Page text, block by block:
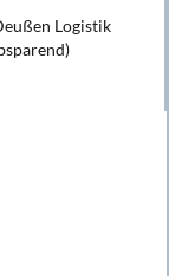
Logistik